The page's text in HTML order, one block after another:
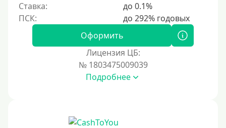
Ставка:
до 0.1%
Оформить
Лицензия ЦБ:
№ 1803475009039
Подробнее